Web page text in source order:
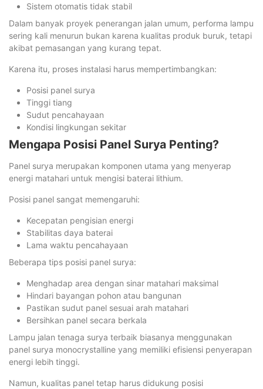
Sistem otomatis tidak stabil
Dalam banyak proyek penerangan jalan umum, performa lampu
sering kali menurun bukan karena kualitas produk buruk, tetapi
akibat pemasangan yang kurang tepat.
Karena itu, proses instalasi harus mempertimbangkan:
Posisi panel surya
Tinggi tiang
Sudut pencahayaan
Kondisi lingkungan sekitar
Mengapa Posisi Panel Surya Penting?
Panel surya merupakan komponen utama yang menyerap
energi matahari untuk mengisi baterai lithium.
Posisi panel sangat memengaruhi:
Kecepatan pengisian energi
Stabilitas daya baterai
Lama waktu pencahayaan
Beberapa tips posisi panel surya:
Menghadap area dengan sinar matahari maksimal
Hindari bayangan pohon atau bangunan
Pastikan sudut panel sesuai arah matahari
Bersihkan panel secara berkala
Lampu jalan tenaga surya terbaik biasanya menggunakan
panel surya monocrystalline yang memiliki efisiensi penyerapan
energi lebih tinggi.
Namun, kualitas panel tetap harus didukung posisi